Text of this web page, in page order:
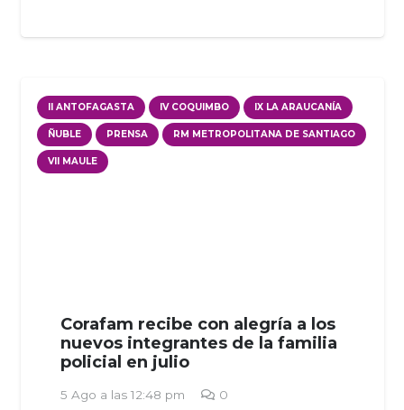
II ANTOFAGASTA IV COQUIMBO IX LA ARAUCANÍA
ÑUBLE PRENSA RM METROPOLITANA DE SANTIAGO
VII MAULE
Corafam recibe con alegría a los
nuevos integrantes de la familia
policial en julio
5 Ago a las 12:48 pm 0